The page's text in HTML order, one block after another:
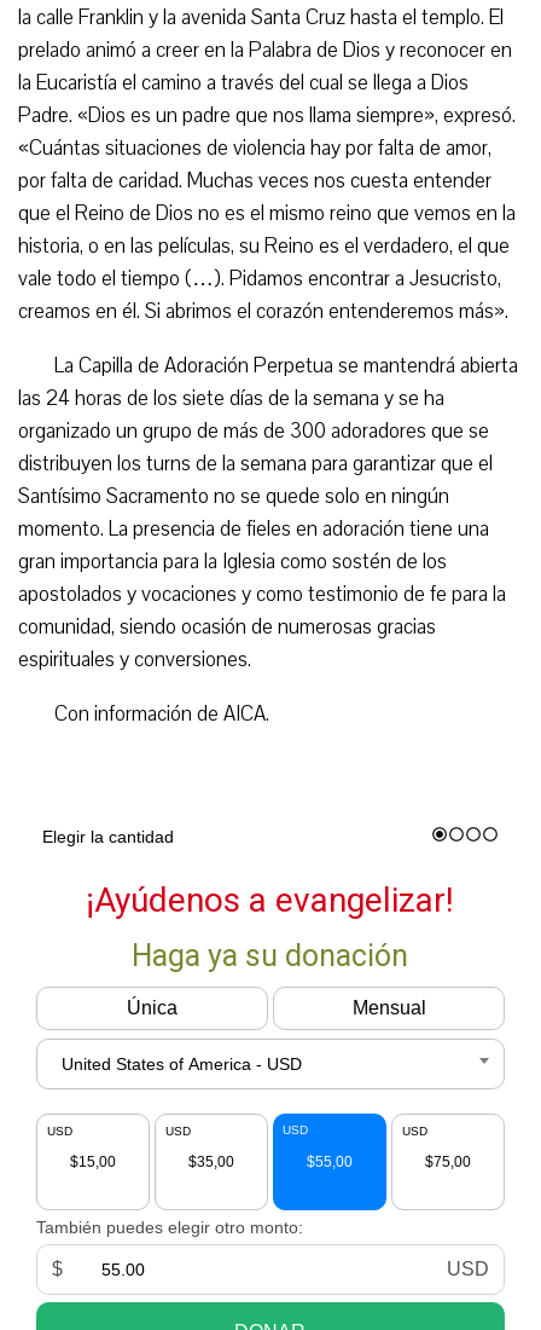
la calle Franklin y la avenida Santa Cruz hasta el templo. El
prelado animó a creer en la Palabra de Dios y reconocer en
la Eucaristía el camino a través del cual se llega a Dios
Padre. «Dios es un padre que nos llama siempre», expresó.
«Cuántas situaciones de violencia hay por falta de amor,
por falta de caridad. Muchas veces nos cuesta entender
que el Reino de Dios no es el mismo reino que vemos en la
historia, o en las películas, su Reino es el verdadero, el que
vale todo el tiempo (…). Pidamos encontrar a Jesucristo,
creamos en él. Si abrimos el corazón entenderemos más».
La Capilla de Adoración Perpetua se mantendrá abierta
las 24 horas de los siete días de la semana y se ha
organizado un grupo de más de 300 adoradores que se
distribuyen los turns de la semana para garantizar que el
Santísimo Sacramento no se quede solo en ningún
momento. La presencia de fieles en adoración tiene una
gran importancia para la Iglesia como sostén de los
apostolados y vocaciones y como testimonio de fe para la
comunidad, siendo ocasión de numerosas gracias
espirituales y conversiones.
Con información de AICA.